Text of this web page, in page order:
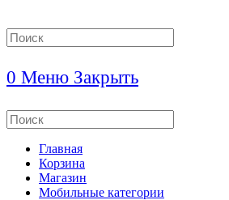
Search
this
0 Меню Закрыть
Search
this
websiteГлавная
Корзина
Магазин
Мобильные категории